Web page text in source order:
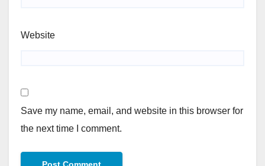
Website
Save my name, email, and website in this browser for
the next time I comment.